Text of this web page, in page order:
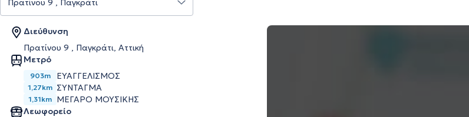
Διεύθυνση
Πρατίνου 9 , Παγκράτι, Αττική
Μετρό
903m ΕΥΑΓΓΕΛΙΣΜΟΣ
1,27km ΣΥΝΤΑΓΜΑ
1,31km ΜΕΓΑΡΟ ΜΟΥΣΙΚΗΣ
Λεωφορείο